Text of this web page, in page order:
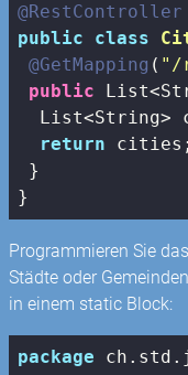
@RestController
public
class
@GetMapping ( "/
public
List<String>
return cities;
}
}
Programmieren Sie
Städte oder
in einem static Block:
package